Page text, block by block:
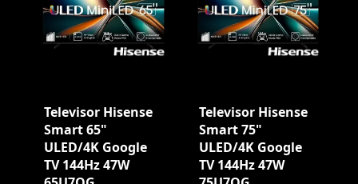
Televisor Hisense
Smart 65"
ULED/4K Google
TV 144Hz 47W
Televisor Hisense
Smart 75"
ULED/4K Google
TV 144Hz 47W